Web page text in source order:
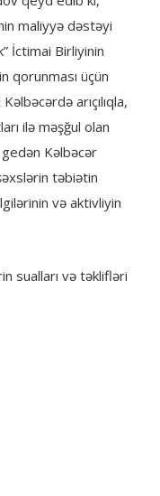
maliyyə dəstəyi
İctimai Birliyinin
qorunması üçün
arıçılıqla,
ilə məşğul olan
Kəlbəcər
təbiətin
və aktivliyin
sualları və təklifləri